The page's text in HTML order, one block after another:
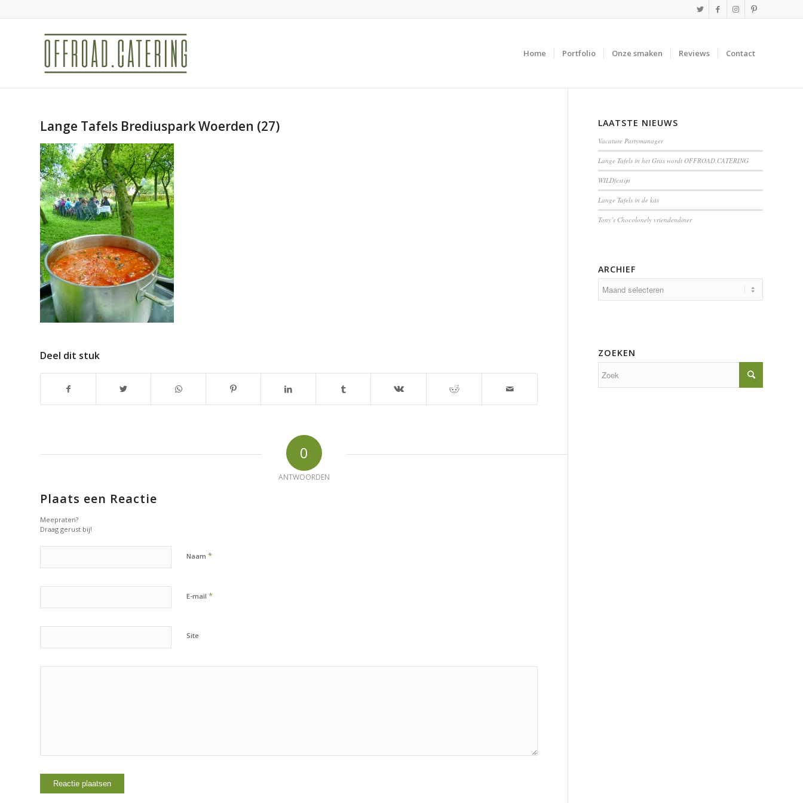
Home Portfolio Onze smaken Reviews Contact
Lange Tafels Brediuspark Woerden (27)
Deel dit stuk
0
ANTWOORDEN
Plaats een Reactie
Meepraten?
Draag gerust bij!
Naam *
E-mail *
Site
LAATSTE NIEUWS
Vacature Partymanager
Lange Tafels in het Gras wordt OFFROAD.CATERING
WILDfestijn
Lange Tafels in de kas
Tony’s Chocolonely vriendendiner
ARCHIEF
ZOEKEN